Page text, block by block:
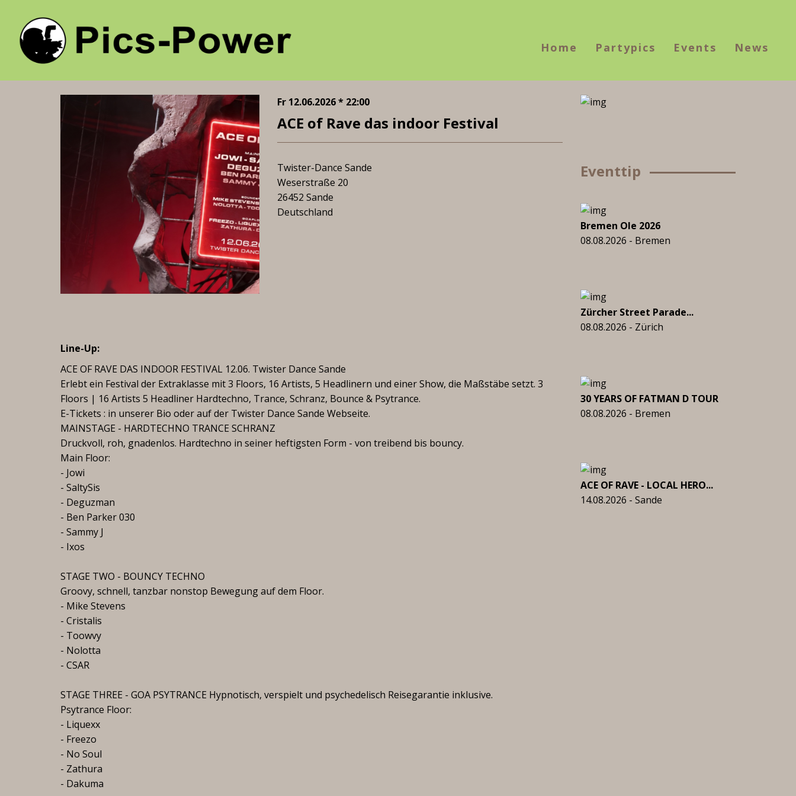
Home Partypics Events News
Fr 12.06.2026 * 22:00
ACE of Rave das indoor Festival
Twister-Dance Sande
Weserstraße 20
26452 Sande
Deutschland
Line-Up:
ACE OF RAVE DAS INDOOR FESTIVAL 12.06. Twister Dance Sande
Erlebt ein Festival der Extraklasse mit 3 Floors, 16 Artists, 5 Headlinern und einer Show, die Maßstäbe setzt. 3
Floors | 16 Artists 5 Headliner Hardtechno, Trance, Schranz, Bounce & Psytrance.
E-Tickets : in unserer Bio oder auf der Twister Dance Sande Webseite.
MAINSTAGE - HARDTECHNO TRANCE SCHRANZ
Druckvoll, roh, gnadenlos. Hardtechno in seiner heftigsten Form - von treibend bis bouncy.
Main Floor:
- Jowi
- SaltySis
- Deguzman
- Ben Parker 030
- Sammy J
- Ixos
STAGE TWO - BOUNCY TECHNO
Groovy, schnell, tanzbar nonstop Bewegung auf dem Floor.
- Mike Stevens
- Cristalis
- Toowvy
- Nolotta
- CSAR
STAGE THREE - GOA PSYTRANCE Hypnotisch, verspielt und psychedelisch Reisegarantie inklusive.
Psytrance Floor:
- Liquexx
- Freezo
- No Soul
- Zathura
- Dakuma
Eventtip
Bremen Ole 2026
08.08.2026 - Bremen
Zürcher Street Parade...
08.08.2026 - Zürich
30 YEARS OF FATMAN D TOUR
08.08.2026 - Bremen
ACE OF RAVE - LOCAL HERO...
14.08.2026 - Sande